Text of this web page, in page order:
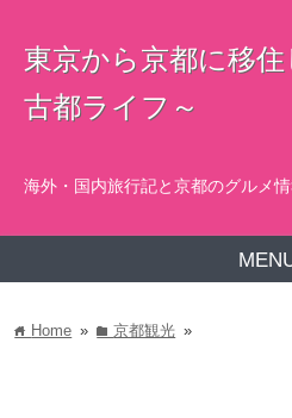
東京から京都に移
古都ライフ～
海外・国内旅行記と京都のグルメ
home Home » folder京都観光 »